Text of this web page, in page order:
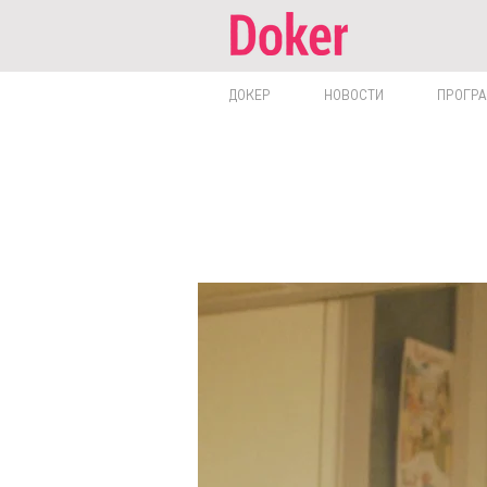
ДОКЕР НОВОСТИ